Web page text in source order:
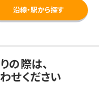
沿線・駅から探す
の際は、
せください